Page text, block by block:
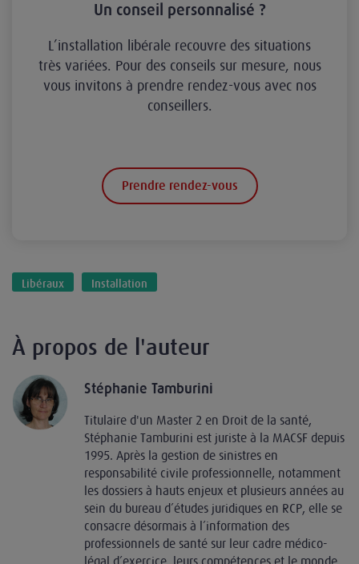
Un conseil personnalisé ?
L’installation libérale recouvre des situations
très variées. Pour des conseils sur mesure, nous
vous invitons à prendre rendez-vous avec nos
conseillers.
Prendre rendez-vous
Libéraux Installation
À propos de l'auteur
Stéphanie Tamburini
Titulaire d'un Master 2 en Droit de la santé,
Stéphanie Tamburini est juriste à la MACSF depuis
1995. Après la gestion de sinistres en
responsabilité civile professionnelle, notamment
les dossiers à hauts enjeux et plusieurs années au
sein du bureau d’études juridiques en RCP, elle se
consacre désormais à l’information des
professionnels de santé sur leur cadre médico-
légal d’exercice, leurs compétences et le monde